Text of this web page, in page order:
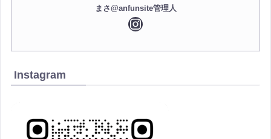
まさ@anfunsite管理人
Instagram